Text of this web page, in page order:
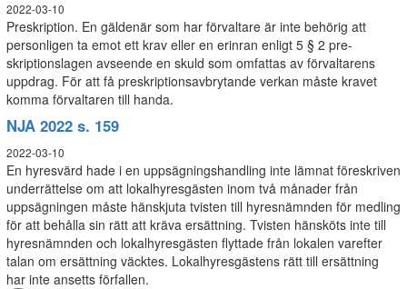
2022-03-10
Preskription. En gäldenär som har förvaltare är inte behörig att
personligen ta emot ett krav eller en erinran enligt 5 § 2 pre-
skriptionslagen avseende en skuld som omfattas av förvaltarens
uppdrag. För att få preskriptionsavbrytande verkan måste kravet
komma förvaltaren till handa.
NJA 2022 s. 159
2022-03-10
En hyresvärd hade i en uppsägningshandling inte lämnat föreskriven
underrättelse om att lokalhyresgästen inom två månader från
uppsägningen måste hänskjuta tvisten till hyresnämnden för medling
för att behålla sin rätt att kräva ersättning. Tvisten hänsköts inte till
hyresnämnden och lokalhyresgästen flyttade från lokalen varefter
talan om ersättning väcktes. Lokalhyresgästens rätt till ersättning
har inte ansetts förfallen.